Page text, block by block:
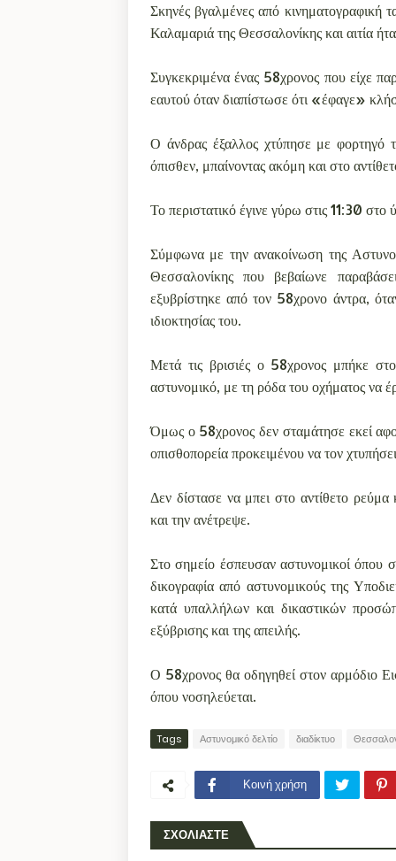
Σκηνές βγαλμένες από κινηματογραφική
Καλαμαριά της Θεσσαλονίκης και αιτία
Συγκεκριμένα ένας 58χρονος που είχε
εαυτού όταν διαπίστωσε ότι «έφαγε»
Ο άνδρας έξαλλος χτύπησε με φορτηγό
όπισθεν, μπαίνοντας ακόμη και στο
Το περιστατικό έγινε γύρω στις 11:30
Σύμφωνα με την ανακοίνωση της
Θεσσαλονίκης που βεβαίωνε
εξυβρίστηκε από τον 58χρονο άντρα,
ιδιοκτησίας του.
Μετά τις βρισιές ο 58χρονος μπήκε
αστυνομικό, με τη ρόδα του οχήματος να
Όμως ο 58χρονος δεν σταμάτησε εκεί
οπισθοπορεία προκειμένου να τον
Δεν δίστασε να μπει στο αντίθετο
και την ανέτρεψε.
Στο σημείο έσπευσαν αστυνομικοί όπου
δικογραφία από αστυνομικούς της
κατά υπαλλήλων και δικαστικών
εξύβρισης και της απειλής.
Ο 58χρονος θα οδηγηθεί στον αρμόδιο
όπου νοσηλεύεται.
Tags Αστυνομικό δελτίο διαδίκτυο
Κοινή χρήση
ΣΧΟΛΙΑΣΤΕ